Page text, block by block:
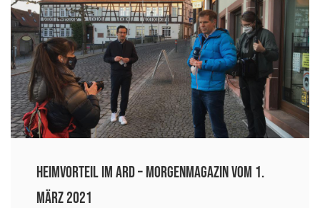
Heimvorteil im ARD – Morgenmagazin vom 1.
März 2021